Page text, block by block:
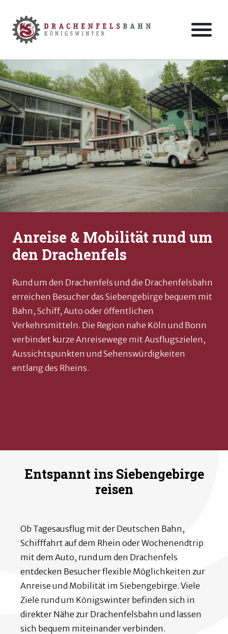
Zur Startseite navigieren
Anreise & Mobilität rund um
den Drachenfels
Rund um den Drachenfels und die Drachenfelsbahn
erreichen Besucher das Siebengebirge bequem mit
Bahn, Schiff, Auto oder öffentlichen
Verkehrsmitteln. Die Region nahe Köln und Bonn
verbindet kurze Anreisewege mit Ausflugszielen,
Aussichtspunkten und Sehenswürdigkeiten
entlang des Rheins.
Entspannt ins Siebengebirge
reisen
Ob Tagesausflug mit der Deutschen Bahn,
Schifffahrt auf dem Rhein oder Wochenendtrip
mit dem Auto, rund um den Drachenfels
entdecken Besucher flexible Möglichkeiten zur
Anreise und Mobilität im Siebengebirge. Viele
Ziele rund um Königswinter befinden sich in
direkter Nähe zur Drachenfelsbahn und lassen
sich bequem miteinander verbinden.